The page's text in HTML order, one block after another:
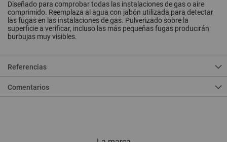
Diseñado para comprobar todas las instalaciones de gas o aire
comprimido. Reemplaza al agua con jabón utilizada para detectar
las fugas en las instalaciones de gas. Pulverizado sobre la
superficie a verificar, incluso las más pequeñas fugas producirán
burbujas muy visibles.
Referencias
Comentarios